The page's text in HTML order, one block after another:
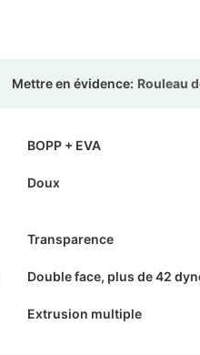
Mettre en évidence: Rouleau
BOPP + EVA
Doux
Transparence
Double face, plus de 42
Extrusion multiple